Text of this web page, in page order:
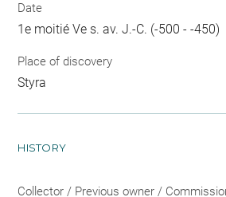
Date
1e moitié Ve s. av. J.-C. (-500 - -450)
Place of discovery
Styra
HISTORY
Collector / Previous owner /